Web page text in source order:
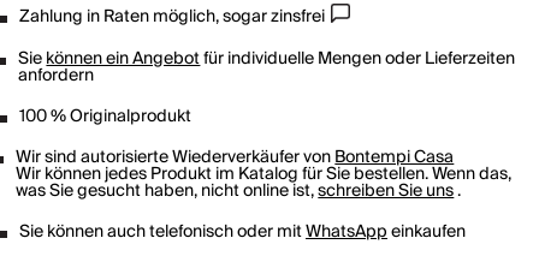
Zahlung in Raten möglich, sogar zinsfrei
Siekönnen ein Angebotfür individuelle Mengen oder Lieferzeiten
anfordern
100 % Originalprodukt
Wir sind autorisierte Wiederverkäufer vonBontempi Casa
Wir können jedes Produkt im Katalog für Sie bestellen. Wenn das,
was Sie gesucht haben, nicht online ist,schreiben Sie uns.
Sie können auch telefonisch oder mitWhatsAppeinkaufen